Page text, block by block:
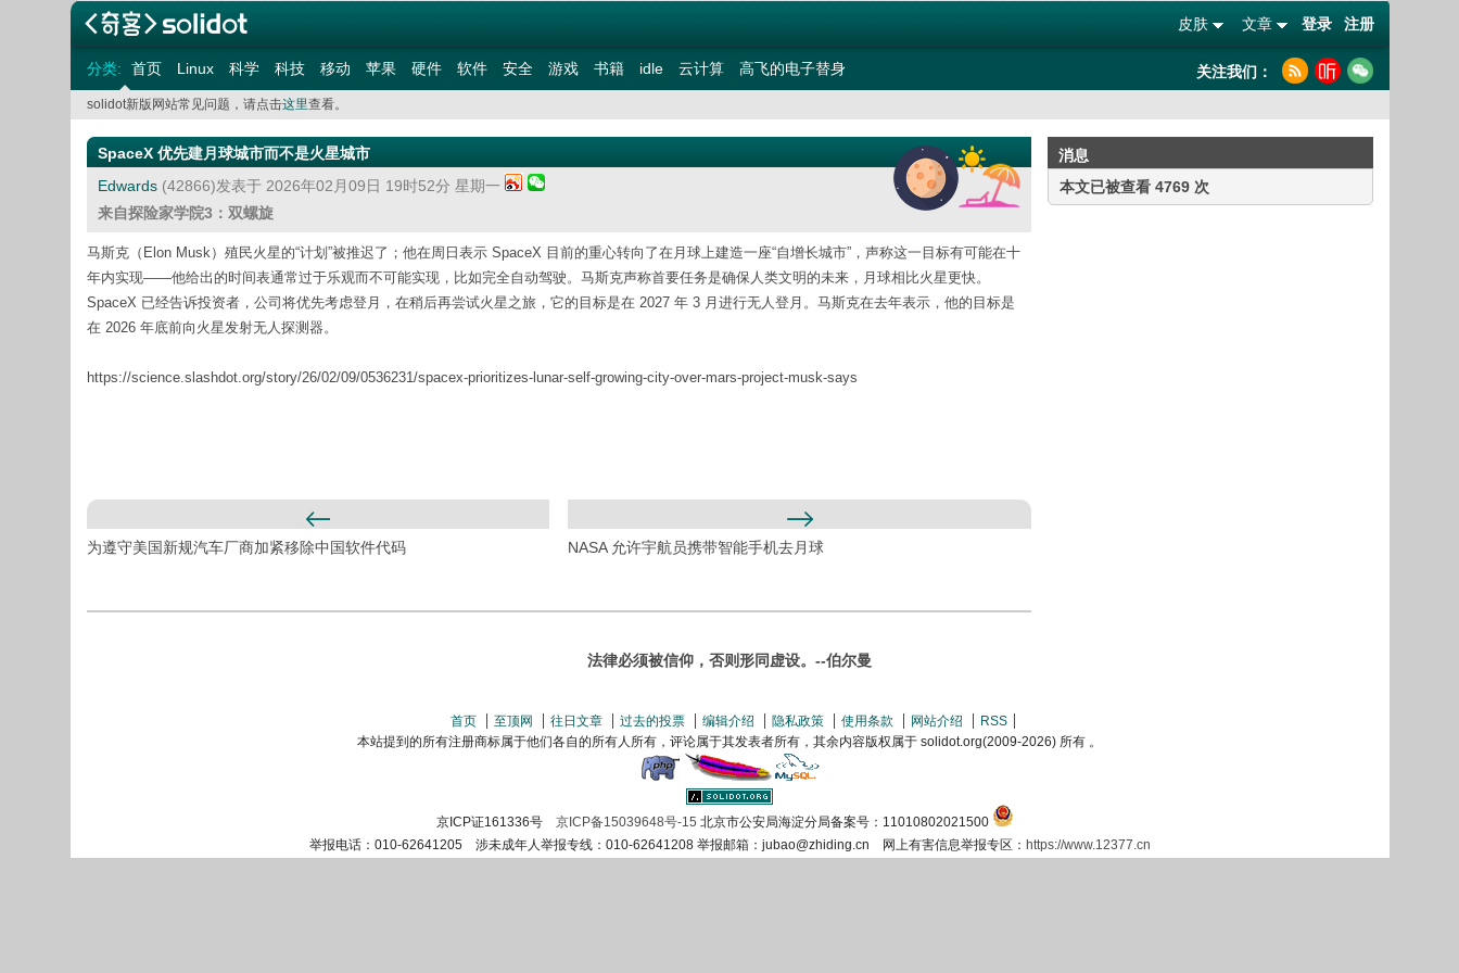
登录 注册
文章
皮肤
分类: 首页 Linux 科学 科技 移动 苹果 硬件 软件 安全 游戏 书籍 idle 云计算 高飞的电子替身 关注我们：
solidot新版网站常见问题，请点击这里查看。
消息
本文已被查看 4769 次
SpaceX 优先建月球城市而不是火星城市
Edwards(42866)发表于 2026年02月09日 19时52分 星期一
来自探险家学院3：双螺旋
马斯克（Elon Musk）殖民火星的“计划”被推迟了；他在周日表示 SpaceX 目前的重心转向了在月球上建造一座“自增长城市”，声称这一目标有可能在十
年内实现——他给出的时间表通常过于乐观而不可能实现，比如完全自动驾驶。马斯克声称首要任务是确保人类文明的未来，月球相比火星更快。
SpaceX 已经告诉投资者，公司将优先考虑登月，在稍后再尝试火星之旅，它的目标是在 2027 年 3 月进行无人登月。马斯克在去年表示，他的目标是
在 2026 年底前向火星发射无人探测器。
https://science.slashdot.org/story/26/02/09/0536231/spacex-prioritizes-lunar-self-growing-city-over-mars-project-musk-says
为遵守美国新规汽车厂商加紧移除中国软件代码 NASA 允许宇航员携带智能手机去月球
法律必须被信仰，否则形同虚设。--伯尔曼
首页 至顶网 往日文章 过去的投票 编辑介绍 隐私政策 使用条款 网站介绍
RSS
本站提到的所有注册商标属于他们各自的所有人所有，评论属于其发表者所有，其余内容版权属于 solidot.org(2009-2026) 所有 。
京ICP证161336号 京ICP备15039648号-15 北京市公安局海淀分局备案号：11010802021500
举报电话：010-62641205 涉未成年人举报专线：010-62641208 举报邮箱：jubao@zhiding.cn 网上有害信息举报专区： https://www.12377.cn